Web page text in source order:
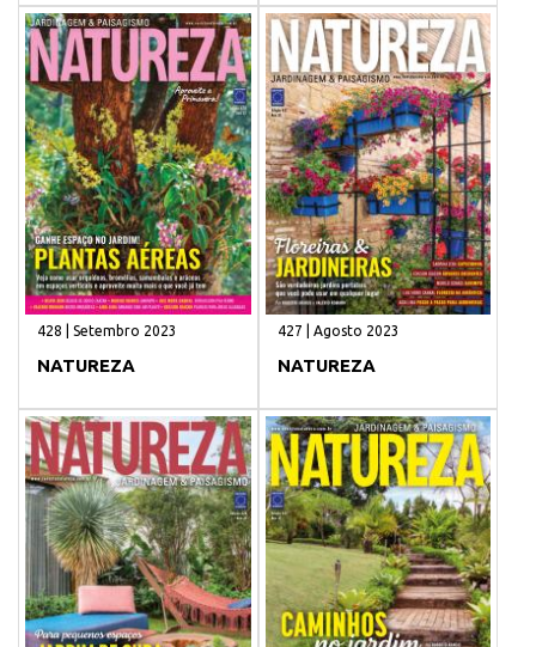
428 | Setembro 2023
NATUREZA
427 | Agosto 2023
NATUREZA